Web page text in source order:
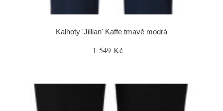
Kalhoty 'Jillian' Kaffe tmavě modrá
1 549 Kč